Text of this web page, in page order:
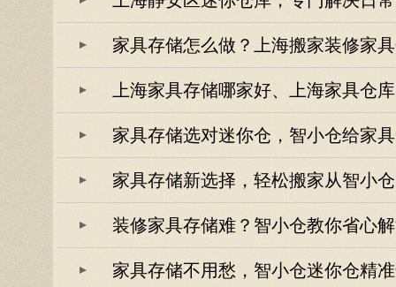
家具存储怎么做？上海搬家装修家
上海家具存储哪家好、上海家具仓
家具存储选对迷你仓，智小仓给家
家具存储新选择，轻松搬家从智小
装修家具存储难？智小仓教你省心
家具存储不用愁，智小仓迷你仓精